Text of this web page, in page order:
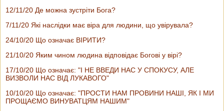
12/11/20 Де можна зустріти Бога?
7/11/20 Які наслідки має віра для людини, що увірувала?
24/10/20 Що означає ВІРИТИ?
21/10/20 Яким чином людина відповідає Богові у вірі?
17/10/20 Що означає: "І НЕ ВВЕДИ НАС У СПОКУСУ, АЛЕ
ВИЗВОЛИ НАС ВІД ЛУКАВОГО"
10/10/20 Що означає: "ПРОСТИ НАМ ПРОВИНИ НАШІ, ЯК І МИ
ПРОЩАЄМО ВИНУВАТЦЯМ НАШИМ"